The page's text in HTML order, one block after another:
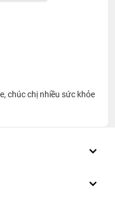
chúc chị nhiều sức khỏe